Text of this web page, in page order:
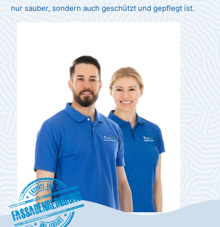
nur sauber, sondern auch geschützt und gepflegt ist.
Fassadenreinigung